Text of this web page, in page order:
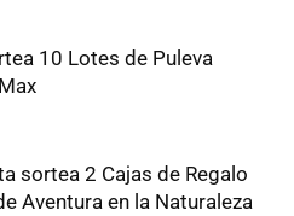
10 Lotes de Puleva
sortea 2 Cajas de Regalo
Aventura en la Naturaleza